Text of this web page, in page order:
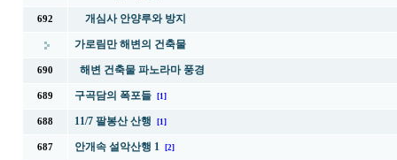
692 개심사 안양루와 방지
가로림만 해변의 건축물
690 해변 건축물 파노라마 풍경
689 구곡담의 폭포들 [1]
688 11/7 팔봉산 산행 [1]
687 안개속 설악산행 1 [2]